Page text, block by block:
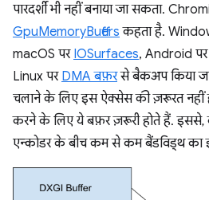
पारदर्शी भी नहीं बनाया जा सकता.
GpuMemoryBuffers कहता है.
macOS पर IOSurfaces, Android पर
Linux पर DMA बफ़रसे बैकअप किया
चलाने के लिए इस ऐक्सेस की ज़रूरत नहीं
करने के लिए ये बफ़र ज़रूरी होते हैं.
एन्कोडर के बीच कम से कम बैंडविड्थ का